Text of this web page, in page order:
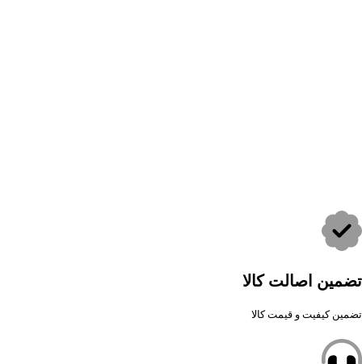
تضمین اصالت کالا
تضمین کیفیت و قیمت کالا